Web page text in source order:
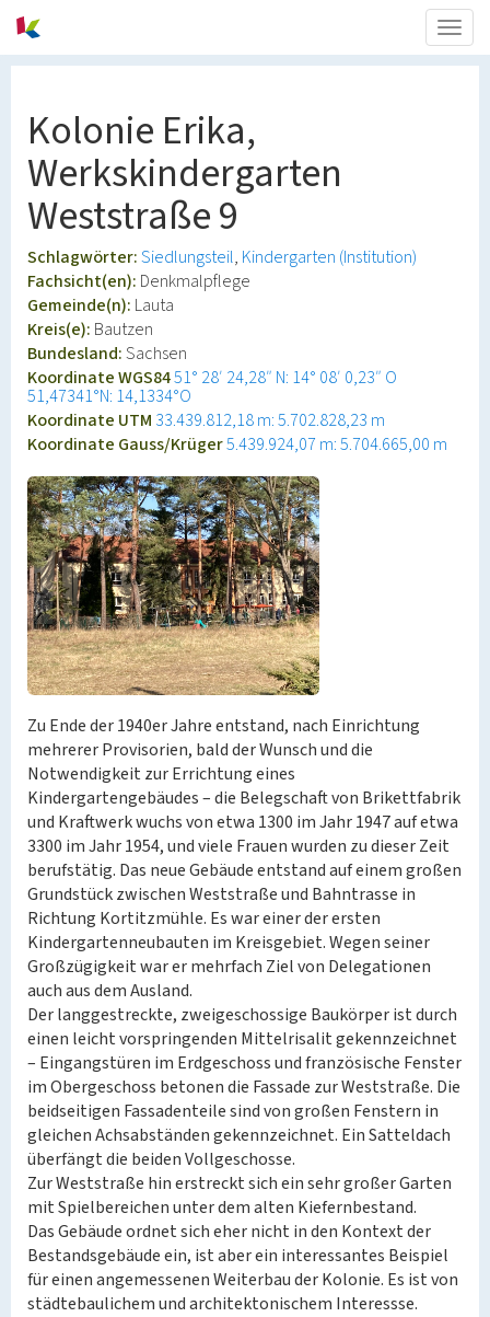
Kolonie Erika,
Werkskindergarten
Weststraße 9
Schlagwörter:Siedlungsteil Kindergarten (Institution)
Fachsicht(en): Denkmalpflege
Gemeinde(n): Lauta
Kreis(e): Bautzen
Bundesland:Sachsen
Koordinate WGS8451° 28′ 24,28″ N: 14° 08′ 0,23″ O
51,47341°N: 14,1334°O
Koordinate UTM 33.439.812,18 m: 5.702.828,23 m
Koordinate Gauss/Krüger5.439.924,07 m: 5.704.665,00 m
Zu Ende der 1940er Jahre entstand, nach Einrichtung
mehrerer Provisorien, bald der Wunsch und die
Notwendigkeit zur Errichtung eines
Kindergartengebäudes – die Belegschaft von Brikettfabrik
und Kraftwerk wuchs von etwa 1300 im Jahr 1947 auf etwa
3300 im Jahr 1954, und viele Frauen wurden zu dieser Zeit
berufstätig. Das neue Gebäude entstand auf einem großen
Grundstück zwischen Weststraße und Bahntrasse in
Richtung Kortitzmühle. Es war einer der ersten
Kindergartenneubauten im Kreisgebiet. Wegen seiner
Großzügigkeit war er mehrfach Ziel von Delegationen
auch aus dem Ausland.
Der langgestreckte, zweigeschossige Baukörper ist durch
einen leicht vorspringenden Mittelrisalit gekennzeichnet
– Eingangstüren im Erdgeschoss und französische Fenster
im Obergeschoss betonen die Fassade zur Weststraße. Die
beidseitigen Fassadenteile sind von großen Fenstern in
gleichen Achsabständen gekennzeichnet. Ein Satteldach
überfängt die beiden Vollgeschosse.
Zur Weststraße hin erstreckt sich ein sehr großer Garten
mit Spielbereichen unter dem alten Kiefernbestand.
Das Gebäude ordnet sich eher nicht in den Kontext der
Bestandsgebäude ein, ist aber ein interessantes Beispiel
für einen angemessenen Weiterbau der Kolonie. Es ist von
städtebaulichem und architektonischem Interessse.